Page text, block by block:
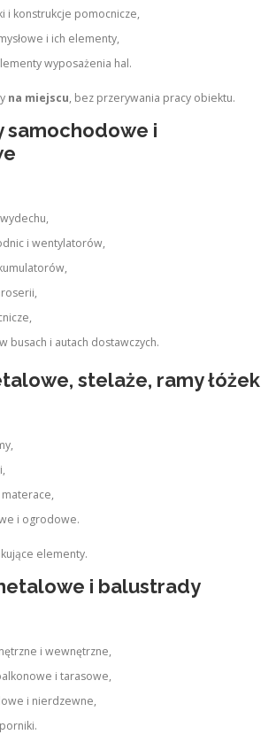
i konstrukcje pomocnicze,
i ich elementy,
wyposażenia hal.
na miejscu, bez przerywania pracy obiektu.
samochodowe i
i wentylatorów,
busach i autach dostawczych.
stelaże, ramy łóżek
i ogrodowe.
elementy.
i balustrady
i wewnętrzne,
i tarasowe,
i nierdzewne,